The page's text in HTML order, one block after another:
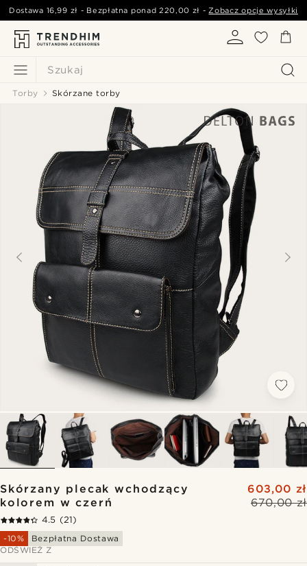
Szukaj
Dostawa 16,99 zł - Bezpłatna ponad220,00 zł -Zobacz opcje wysyłki
Torby Skórzane torby
Skórzany plecak wchodzący
kolorem w czerń
670,00 zł
603,00 zł
4.5 (21)
-10%
Bezpłatna Dostawa
ODŚWIEŻ Z